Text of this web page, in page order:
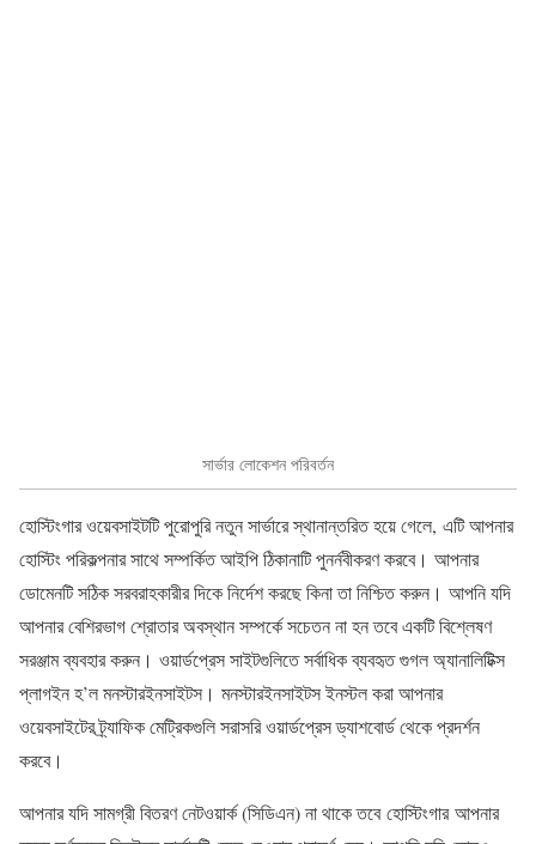
সার্ভার লোকেশন পরিবর্তন
হোস্টিংগার ওয়েবসাইটটি পুরোপুরি নতুন সার্ভারে স্থানান্তরিত হয়ে গেলে, এটি আপনার
হোস্টিং পরিকল্পনার সাথে সম্পর্কিত আইপি ঠিকানাটি পুনর্নবীকরণ করবে। আপনার
ডোমেনটি সঠিক সরবরাহকারীর দিকে নির্দেশ করছে কিনা তা নিশ্চিত করুন। আপনি যদি
আপনার বেশিরভাগ শ্রোতার অবস্থান সম্পর্কে সচেতন না হন তবে একটি বিশ্লেষণ
সরঞ্জাম ব্যবহার করুন। ওয়ার্ডপ্রেস সাইটগুলিতে সর্বাধিক ব্যবহৃত গুগল অ্যানালিটিক্স
প্লাগইন হ’ল মনস্টারইনসাইটস। মনস্টারইনসাইটস ইনস্টল করা আপনার
ওয়েবসাইটের ট্র্যাফিক মেট্রিকগুলি সরাসরি ওয়ার্ডপ্রেস ড্যাশবোর্ড থেকে প্রদর্শন
করবে।
আপনার যদি সামগ্রী বিতরণ নেটওয়ার্ক (সিডিএন) না থাকে তবে হোস্টিংগার আপনার